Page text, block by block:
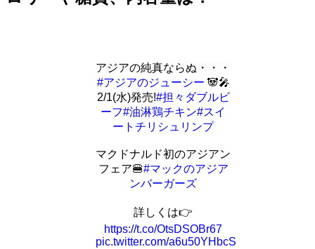
アジアの純真ならぬ・・・
#アジアのジューシー 🐼🎤
2/1(水)発売!#担々ダブルビ
ーフ#油淋鶏チキン#スイ
ートチリシュリンプ
マクドナルド初のアジアン
フェア🍔#マックのアジア
ンバーガーズ
詳しくは👉
https://t.co/OtsDSOBr67
pic.twitter.com/a6u50YHbcS